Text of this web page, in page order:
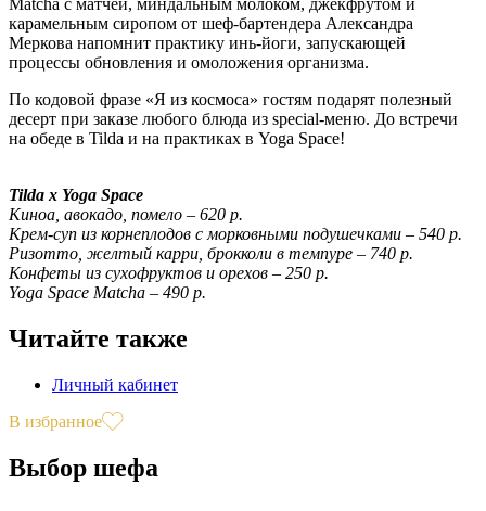
карамельным сиропом от шеф-бартендера Александра
Меркова напомнит практику инь-йоги, запускающей
процессы обновления и омоложения организма.
По кодовой фразе «Я из космоса» гостям подарят полезный
десерт при заказе любого блюда из special-меню. До встречи
на обеде в Tilda и на практиках в Yoga Space!
Tilda x Yoga Space
Киноа, авокадо, помело – 620 р.
Крем-суп из корнеплодов с морковными подушечками – 540 р.
Ризотто, желтый карри, брокколи в темпуре – 740 р.
Конфеты из сухофруктов и орехов – 250 р.
Yoga Space Matcha – 490 р.
Читайте также
Личный кабинет
В избранное
Выбор шефа